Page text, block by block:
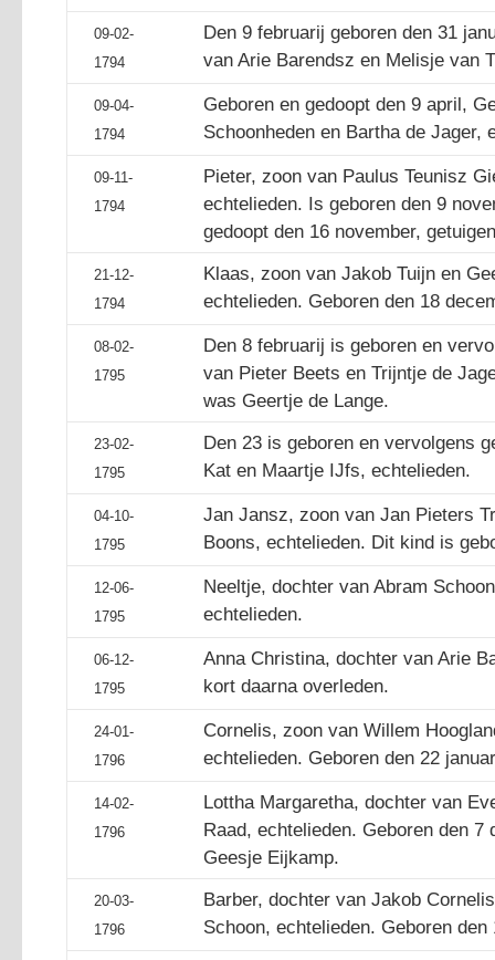
09-02-
1794
Den 9 februarij geboren den 31
van Arie Barendsz en Melisje van
09-04-
1794
Geboren en gedoopt den 9 april,
Schoonheden en Bartha de Jager,
09-11-
1794
Pieter, zoon van Paulus Teunisz
echtelieden. Is geboren den 9
gedoopt den 16 november,
21-12-
1794
Klaas, zoon van Jakob Tuijn en
echtelieden. Geboren den 18
08-02-
1795
Den 8 februarij is geboren en
van Pieter Beets en Trijntje de
was Geertje de Lange.
23-02-
1795
Den 23 is geboren en vervolgens
Kat en Maartje IJfs, echtelieden.
04-10-
1795
Jan Jansz, zoon van Jan Pieters
Boons, echtelieden. Dit kind is
12-06-
1795
Neeltje, dochter van Abram
echtelieden.
06-12-
1795
Anna Christina, dochter van Arie
kort daarna overleden.
24-01-
1796
Cornelis, zoon van Willem
echtelieden. Geboren den 22
14-02-
1796
Lottha Margaretha, dochter van
Raad, echtelieden. Geboren den 7
Geesje Eijkamp.
20-03-
1796
Barber, dochter van Jakob
Schoon, echtelieden. Geboren den